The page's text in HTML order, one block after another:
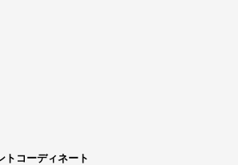
トコーディネート